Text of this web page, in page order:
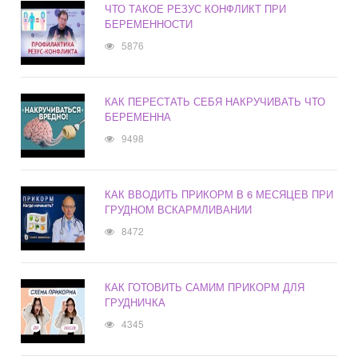
ЧТО ТАКОЕ РЕЗУС КОНФЛИКТ ПРИ
БЕРЕМЕННОСТИ
5876
КАК ПЕРЕСТАТЬ СЕБЯ НАКРУЧИВАТЬ ЧТО
БЕРЕМЕННА
9498
КАК ВВОДИТЬ ПРИКОРМ В 6 МЕСЯЦЕВ ПРИ
ГРУДНОМ ВСКАРМЛИВАНИИ
8472
КАК ГОТОВИТЬ САМИМ ПРИКОРМ ДЛЯ
ГРУДНИЧКА
4345